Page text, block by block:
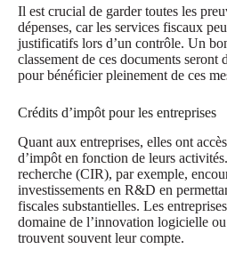
Il est crucial de garder toutes les
dépenses, car les services fiscaux
justificatifs lors d’un contrôle. Un
classement de ces documents seront
pour bénéficier pleinement de ces
Crédits d’impôt pour les entreprises
Quant aux entreprises, elles ont
d’impôt en fonction de leurs
recherche (CIR), par exemple,
investissements en R&D en
fiscales substantielles. Les
domaine de l’innovation logicielle
trouvent souvent leur compte.